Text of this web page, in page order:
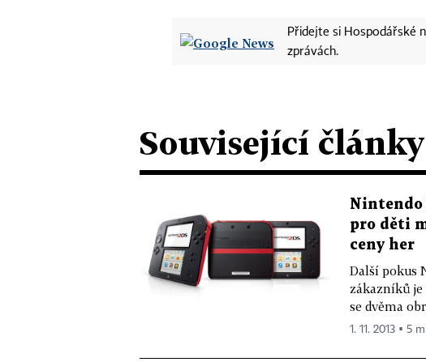
Přidejte si Hospodářské
zprávách.
Související články
Nintendo
pro děti
ceny her
Další pokus
zákazníků
se dvěma
1. 11. 2013 ▪ 5